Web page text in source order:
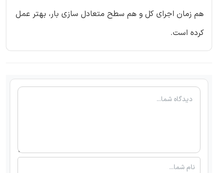
هم زمان اجرای کل و هم سطح متعادل سازی بار، بهتر عمل
کرده است.